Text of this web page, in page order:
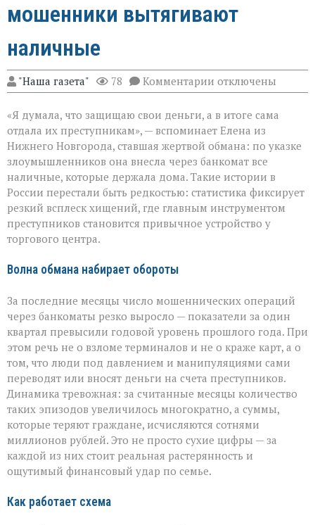
мошенники вытягивают
наличные
"Наша газета" 78 Комментарии к
записи
как
ловушка:
как
мошенники
вытягивают
наличные
отключены
«Я думала, что защищаю свои деньги, а в итоге сама
отдала их преступникам», — вспоминает Елена из
Нижнего Новгорода, ставшая жертвой обмана: по указке
злоумышленников она внесла через банкомат все
наличные, которые держала дома. Такие истории в
России перестали быть редкостью: статистика фиксирует
резкий всплеск хищений, где главным инструментом
преступников становится привычное устройство у
торгового центра.
Волна обмана набирает обороты
За последние месяцы число мошеннических операций
через банкоматы резко выросло — показатели за один
квартал превысили годовой уровень прошлого года. При
этом речь не о взломе терминалов и не о краже карт, а о
том, что люди под давлением и манипуляциями сами
переводят или вносят деньги на счета преступников.
Динамика тревожная: за считанные месяцы количество
таких эпизодов увеличилось многократно, а суммы,
которые теряют граждане, исчисляются сотнями
миллионов рублей. Это не просто сухие цифры — за
каждой из них стоит реальная растерянность и
ощутимый финансовый удар по семье.
Как работает схема